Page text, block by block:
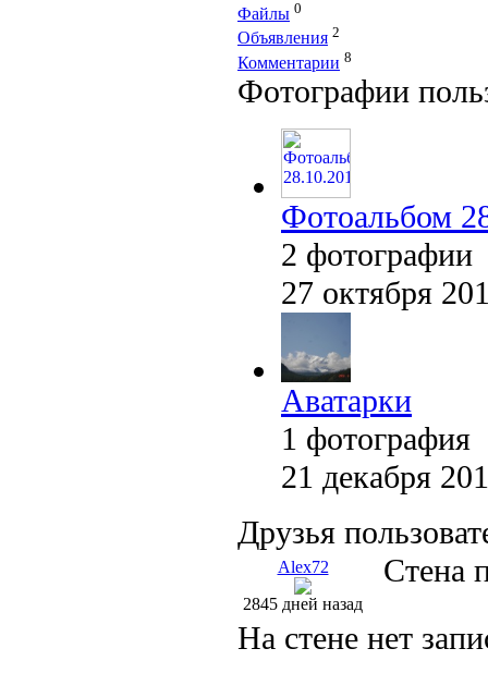
Файлы 0
Объявления 2
Комментарии 8
Фотографии
Фотоальбом
2 фотографии
27 октября
Аватарки
1 фотография
21 декабря
Друзья
Alex72
2845 дней назад
Стена
На стене нет